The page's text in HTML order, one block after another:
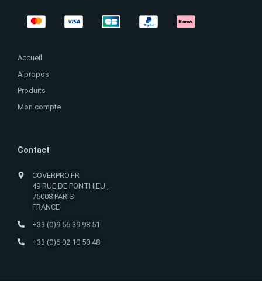
Accueil
A propos
Produits
Mon compte
Contact
COVERPRO.FR
49 RUE DE PONTHIEU ,
75008 PARIS
FRANCE
+33 (0)9 56 39 98 51
+33 (0)6 02 10 50 48